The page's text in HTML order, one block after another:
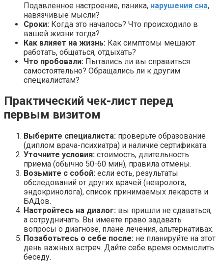
Подавленное настроение, паника, нарушения сна,
навязчивые мысли?
Сроки: Когда это началось? Что происходило в
вашей жизни тогда?
Как влияет на жизнь: Как симптомы мешают
работать, общаться, отдыхать?
Что пробовали: Пытались ли вы справиться
самостоятельно? Обращались ли к другим
специалистам?
Практический чек-лист перед
первым визитом
Выберите специалиста: проверьте образование
(диплом врача-психиатра) и наличие сертификата.
Уточните условия: стоимость, длительность
приема (обычно 50-60 мин), правила отмены.
Возьмите с собой: если есть, результаты
обследований от других врачей (невролога,
эндокринолога), список принимаемых лекарств и
БАДов.
Настройтесь на диалог: вы пришли не сдаваться,
а сотрудничать. Вы имеете право задавать
вопросы о диагнозе, плане лечения, альтернативах.
Позаботьтесь о себе после: не планируйте на этот
день важных встреч. Дайте себе время осмыслить
беседу.